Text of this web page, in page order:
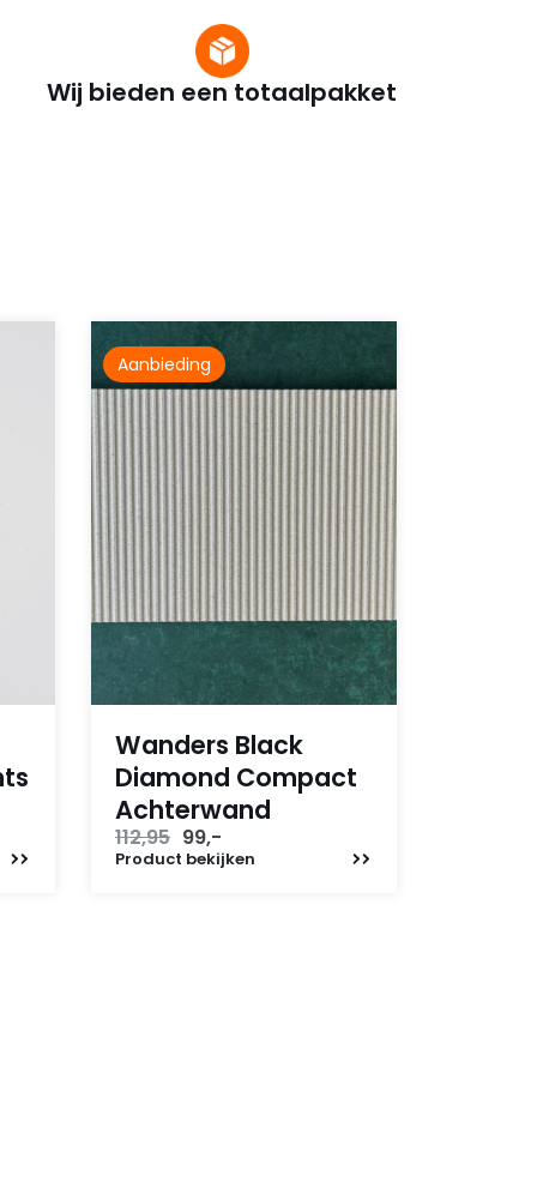
Wij bieden een totaalpakket
Aanbieding
Wanders Black
Diamond Compact
Achterwand
112,95 Oorspronkelijke
prijs
99,-
prijs
Product bekijken